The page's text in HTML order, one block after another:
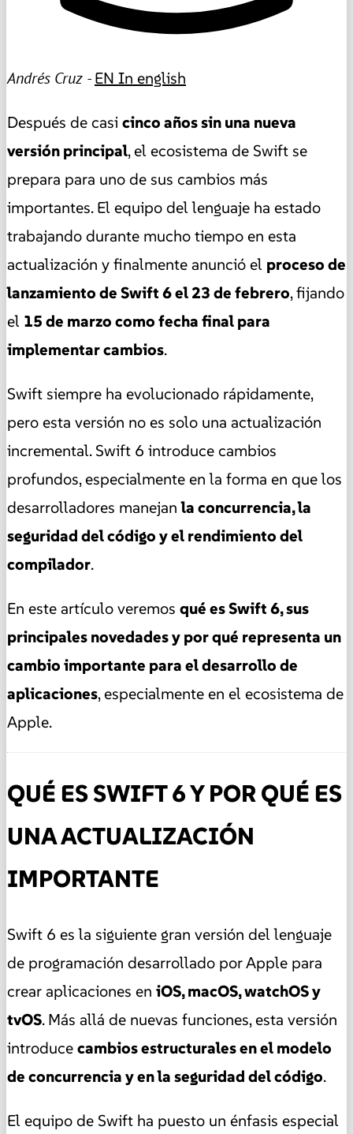
Andrés Cruz -EN In english
Después de casi cinco años sin una nueva
versión principal, el ecosistema de Swift se
prepara para uno de sus cambios más
importantes. El equipo del lenguaje ha estado
trabajando durante mucho tiempo en esta
actualización y finalmente anunció el proceso de
lanzamiento de Swift 6 el 23 de febrero, fijando
el 15 de marzo como fecha final para
implementar cambios.
Swift siempre ha evolucionado rápidamente,
pero esta versión no es solo una actualización
incremental. Swift 6 introduce cambios
profundos, especialmente en la forma en que los
desarrolladores manejanla concurrencia, la
seguridad del código y el rendimiento del
compilador.
En este artículo veremos qué es Swift 6, sus
principales novedades y por qué representa un
cambio importante para el desarrollo de
aplicaciones, especialmente en el ecosistema de
Apple.
QUÉ ES SWIFT 6 Y POR QUÉ ES
UNA ACTUALIZACIÓN
IMPORTANTE
Swift 6 es la siguiente gran versión del lenguaje
de programación desarrollado por Apple para
crear aplicaciones en iOS, macOS, watchOS y
tvOS. Más allá de nuevas funciones, esta versión
introducecambios estructurales en el modelo
de concurrencia y en la seguridad del código.
El equipo de Swift ha puesto un énfasis especial